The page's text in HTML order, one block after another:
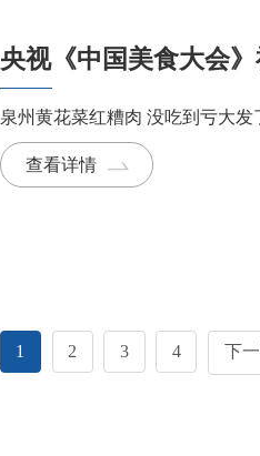
央视《中国美食大会
泉州黄花菜红糟肉 没吃到亏大发
查看详情
1 2 3 4 下